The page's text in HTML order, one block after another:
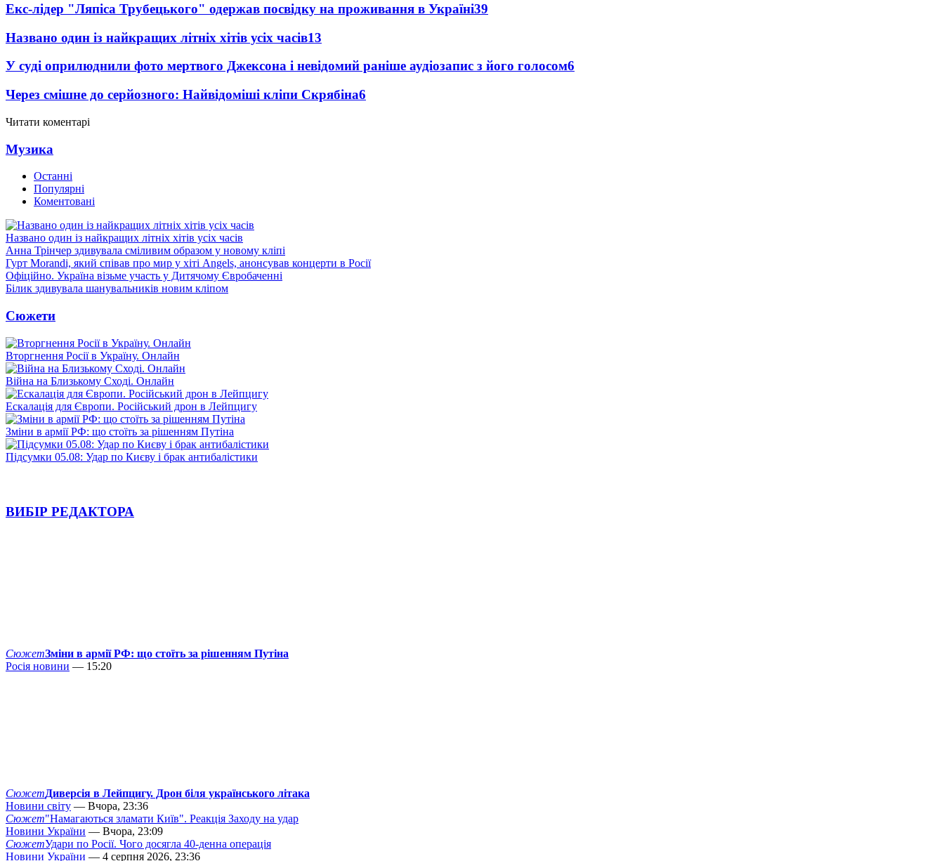
Екс-лідер "Ляпіса Трубецького" одержав посвідку на проживання в Україні39
Названо один із найкращих літніх хітів усіх часів13
У суді оприлюднили фото мертвого Джексона і невідомий раніше аудіозапис з його голосом6
Через смішне до серйозного: Найвідоміші кліпи Скрябіна6
Читати коментарі
Музика
Останні
Популярні
Коментовані
Названо один із найкращих літніх хітів усіх часів
Анна Трінчер здивувала сміливим образом у новому кліпі
Гурт Morandi, який співав про мир у хіті Angels, анонсував концерти в Росії
Офіційно. Україна візьме участь у Дитячому Євробаченні
Білик здивувала шанувальників новим кліпом
Сюжети
Вторгнення Росії в Україну. Онлайн
Війна на Близькому Сході. Онлайн
Ескалація для Європи. Російський дрон в Лейпцигу
Зміни в армії РФ: що стоїть за рішенням Путіна
Підсумки 05.08: Удар по Києву і брак антибалістики
ВИБІР РЕДАКТОРА
СюжетЗміни в армії РФ: що стоїть за рішенням Путіна
Росія новини — 15:20
СюжетДиверсія в Лейпцигу. Дрон біля українського літака
Новини світу — Вчора, 23:36
Сюжет"Намагаються зламати Київ". Реакція Заходу на удар
Новини України — Вчора, 23:09
СюжетУдари по Росії. Чого досягла 40-денна операція
Новини України — 4 серпня 2026, 23:36